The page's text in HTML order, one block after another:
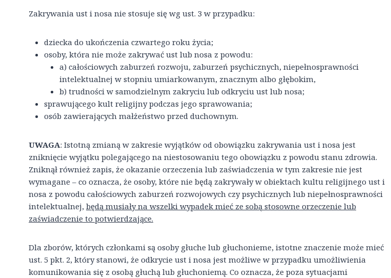
Zakrywania ust i nosa nie stosuje się wg ust. 3 w przypadku:
dziecka do ukończenia czwartego roku życia;
osoby, która nie może zakrywać ust lub nosa z powodu:
a) całościowych zaburzeń rozwoju, zaburzeń psychicznych, niepełnosprawności
intelektualnej w stopniu umiarkowanym, znacznym albo głębokim,
b) trudności w samodzielnym zakryciu lub odkryciu ust lub nosa;
sprawującego kult religijny podczas jego sprawowania;
osób zawierających małżeństwo przed duchownym.
UWAGA: Istotną zmianą w zakresie wyjątków od obowiązku zakrywania ust i nosa jest
zniknięcie wyjątku polegającego na niestosowaniu tego obowiązku z powodu stanu zdrowia.
Zniknął również zapis, że okazanie orzeczenia lub zaświadczenia w tym zakresie nie jest
wymagane – co oznacza, że osoby, które nie będą zakrywały w obiektach kultu religijnego ust i
nosa z powodu całościowych zaburzeń rozwojowych czy psychicznych lub niepełnosprawności
intelektualnej, będą musiały na wszelki wypadek mieć ze sobą stosowne orzeczenie lub
zaświadczenie to potwierdzające.
Dla zborów, których członkami są osoby głuche lub głuchonieme, istotne znaczenie może mieć
ust. 5 pkt. 2, który stanowi, że odkrycie ust i nosa jest możliwe w przypadku umożliwienia
komunikowania się z osobą głuchą lub głuchoniemą. Co oznacza, że poza sytuacjami